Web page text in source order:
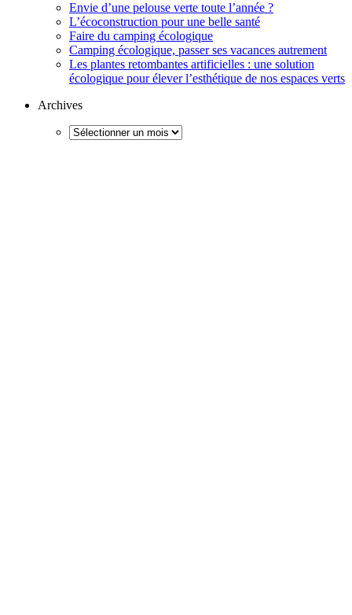
Envie d’une pelouse verte toute l’année ?
L’écoconstruction pour une belle santé
Faire du camping écologique
Camping écologique, passer ses vacances autrement
Les plantes retombantes artificielles : une solution
écologique pour élever l’esthétique de nos espaces verts
Archives